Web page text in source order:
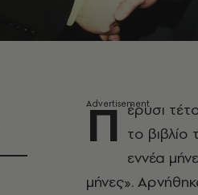
Π έρυσι
το
εννέα
μήνες».